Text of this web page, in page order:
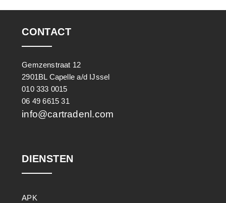
CONTACT
Gemzenstraat 12
2901BL Capelle a/d IJssel
010 333 0015
06 49 6615 31
info@cartradenl.com
DIENSTEN
APK